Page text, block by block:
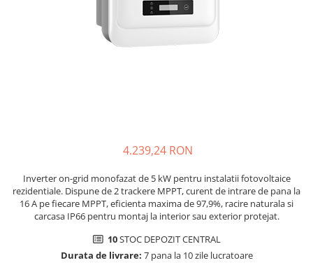
SBS
Accesorii stocare
Structura
Structura acoperis tigla
Structura acoperis tabla
4.239,24 RON
Inverter on-grid monofazat de 5 kW pentru instalatii fotovoltaice
rezidentiale. Dispune de 2 trackere MPPT, curent de intrare de pana la
16 A pe fiecare MPPT, eficienta maxima de 97,9%, racire naturala si
carcasa IP66 pentru montaj la interior sau exterior protejat.
10STOC DEPOZIT CENTRAL
Durata de livrare: 7 pana la 10 zile lucratoare